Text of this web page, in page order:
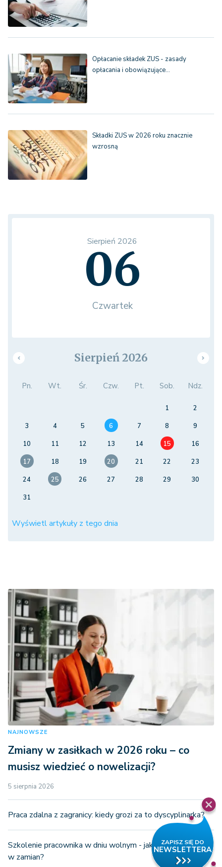
Opłacanie składek ZUS - zasady
opłacania i obowiązujące…
Składki ZUS w 2026 roku znacznie
wzrosną
Sierpień 2026
06
Czwartek
Sierpień 2026
Pn. Wt. Śr. Czw. Pt. Sob. Ndz.
1
2
3
4 5 6 7 8
9
10
11 12 13 14 15
16
17
18 19 20 21 22
23
24
25 26 27 28 29
30
31
Wyświetl artykuły z tego dnia
NAJNOWSZE
Zmiany w zasiłkach w 2026 roku – co
musisz wiedzieć o nowelizacji?
5 sierpnia 2026
Praca zdalna z zagranicy: kiedy grozi za to dyscyplinarka?
Szkolenie pracownika w dniu wolnym - jaka rekompensata
w zamian?